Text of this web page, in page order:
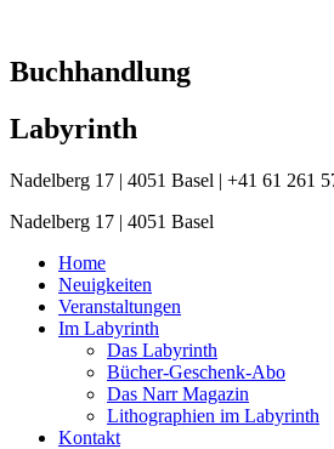
springen
Buchhandlung
Labyrinth
Nadelberg 17 | 4051 Basel | +41 61 261
Nadelberg 17 | 4051 Basel
Home
Neuigkeiten
Veranstaltungen
Im Labyrinth
Das Labyrinth
Bücher-Geschenk-Abo
Das Narr Magazin
Lithographien im Labyrinth
Kontakt